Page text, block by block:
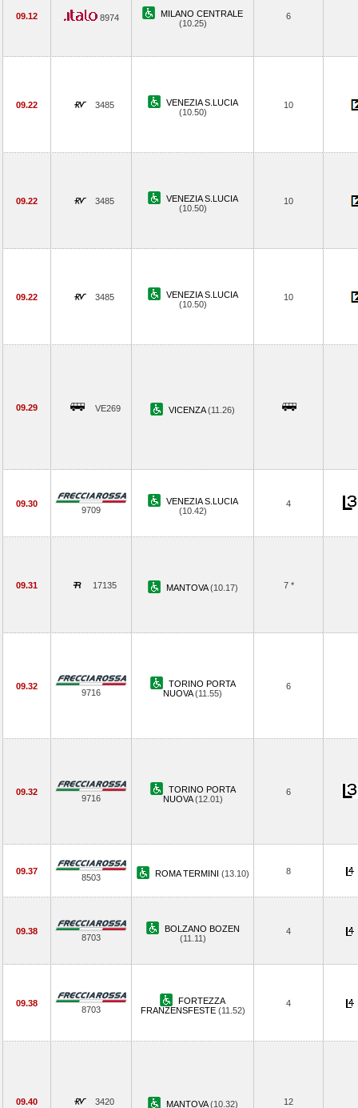
09.12 8974
MILANO CENTRALE
(10.25)
6
09.22 3485
VENEZIA S.LUCIA
(10.50)
10
09.22 3485
VENEZIA S.LUCIA
(10.50)
10
09.22 3485
VENEZIA S.LUCIA
(10.50)
10
09.29 VE269 VICENZA(11.26)
09.30
9709
VENEZIA S.LUCIA
(10.42)
4
09.31 17135 MANTOVA(10.17) 7 *
09.32
9716
TORINO PORTA
NUOVA(11.55)
6
09.32
9716
TORINO PORTA
NUOVA(12.01)
6
09.37
8503 ROMA TERMINI (13.10) 8
09.38
8703
BOLZANO BOZEN
(11.11)
4
09.38
8703
FORTEZZA
FRANZENSFESTE (11.52)
4
09.40 3420 MANTOVA(10.32) 12